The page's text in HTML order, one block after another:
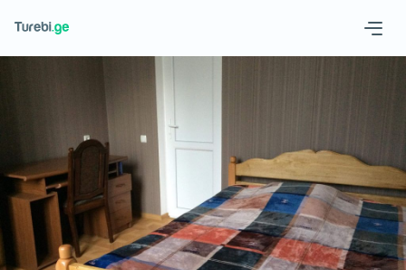
Geo Eng
მოითხოვე სასტუმრო